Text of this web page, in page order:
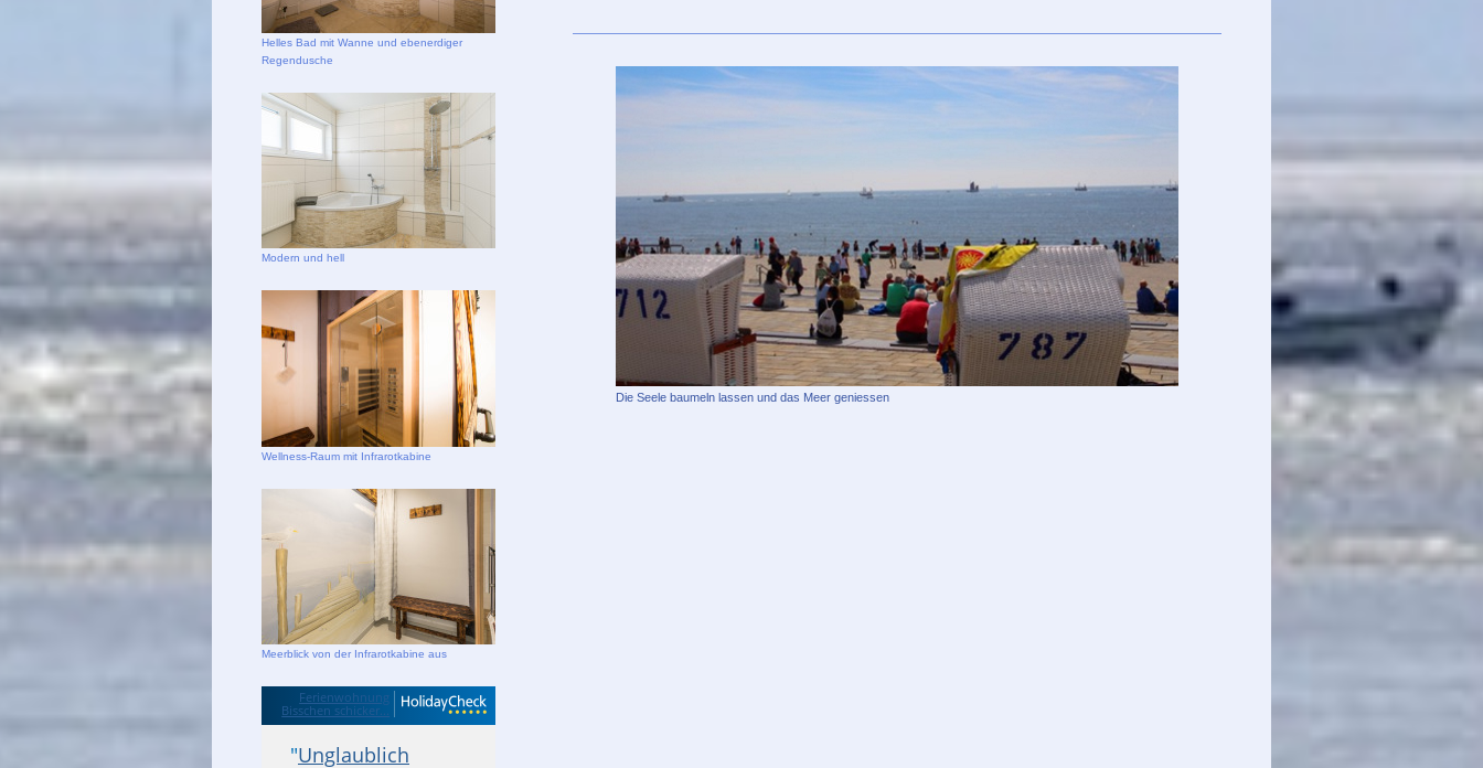
Die Seele baumeln lassen und das Meer geniessen
Helles Bad mit Wanne und ebenerdiger
Regendusche
Modern und hell
Wellness-Raum mit Infrarotkabine
Meerblick von der Infrarotkabine aus
Ferienwohnung
Bisschen schicker...
"Unglaublich